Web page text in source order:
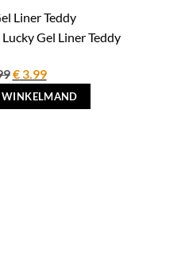
Gel Liner Teddy
Oorspronkelijke
prijs
was:
€3.99Huidige
prijs
is: